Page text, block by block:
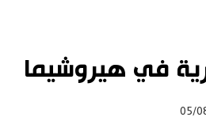
في هيروشيما
05/